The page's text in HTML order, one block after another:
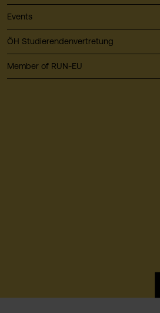
Events
ÖH Studierendenvertretung
Member of RUN-EU